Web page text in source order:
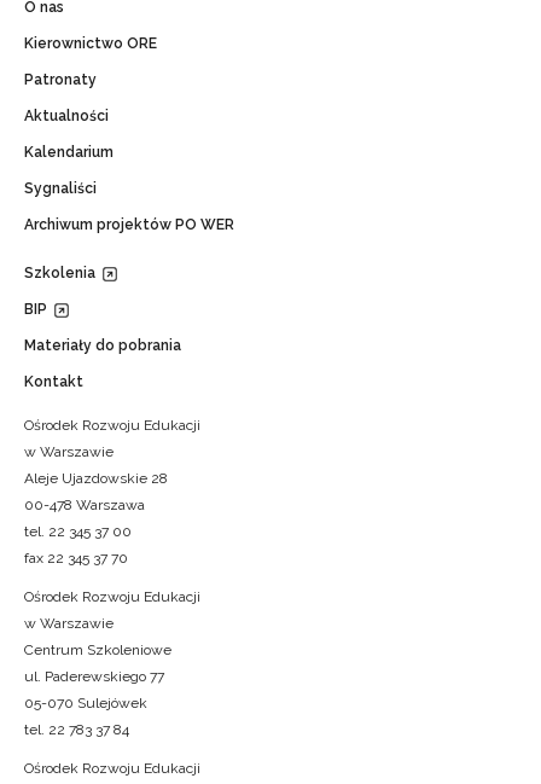
O nas
Kierownictwo ORE
Patronaty
Aktualności
Kalendarium
Sygnaliści
Archiwum projektów PO WER
Szkolenia
BIP
Materiały do pobrania
Kontakt
Ośrodek Rozwoju Edukacji
w Warszawie
Aleje Ujazdowskie 28
00-478 Warszawa
tel. 22 345 37 00
fax 22 345 37 70
Ośrodek Rozwoju Edukacji
w Warszawie
Centrum Szkoleniowe
ul. Paderewskiego 77
05-070 Sulejówek
tel. 22 783 37 84
Ośrodek Rozwoju Edukacji